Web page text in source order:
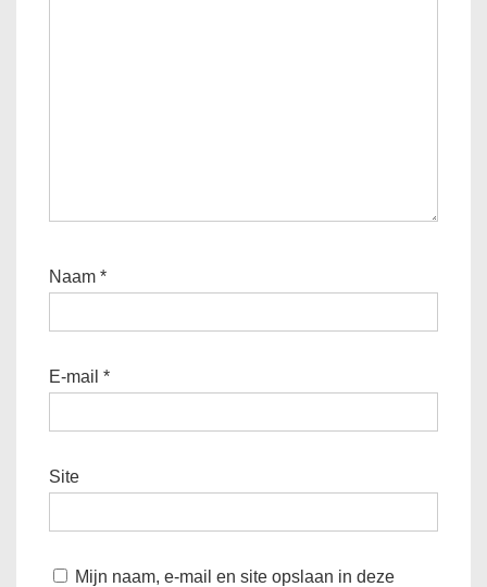
Naam *
E-mail *
Site
Mijn naam, e-mail en site opslaan in deze